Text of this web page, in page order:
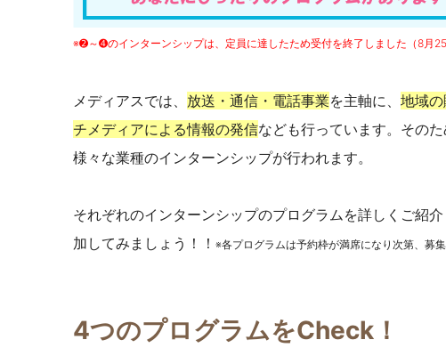
※➋～➍のインターンシップは、定員に達したため受付を終了しました（8月
メディアスでは、 放送・通信・電話事業を主軸に、 地域
チメディアによる情報の発信なども行っています。その
様々な業種のインターンシップが行われます。
それぞれのインターンシップのプログラムを詳しくご紹
加してみましょう！！ ※各プログラムは予約枠が満席になり次第、募
4つのプログラムをCheck！